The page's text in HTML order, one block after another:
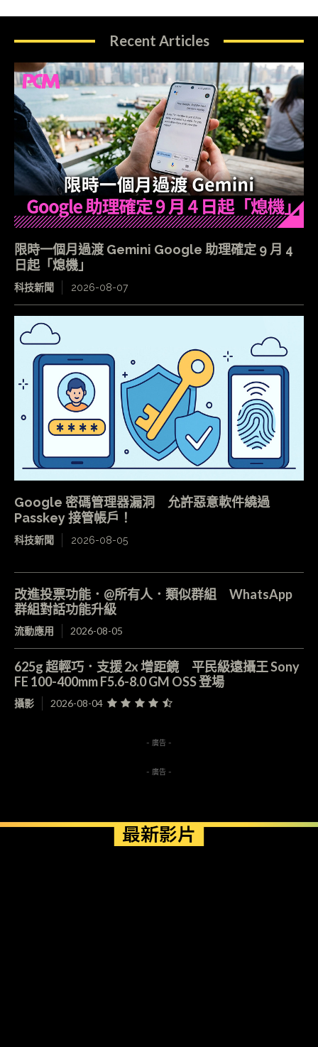
Recent Articles
限時一個月過渡 Gemini Google 助理確定 9 月 4
日起「熄機」
科技新聞 2026-08-07
Google 密碼管理器漏洞 允許惡意軟件繞過
Passkey 接管帳戶！
科技新聞 2026-08-05
改進投票功能．@所有人．類似群組 WhatsApp
群組對話功能升級
流動應用 2026-08-05
625g 超輕巧．支援 2x 增距鏡 平民級遠攝王 Sony
FE 100-400mm F5.6-8.0 GM OSS 登場
攝影 2026-08-04
- 廣告 -
- 廣告 -
最新影片